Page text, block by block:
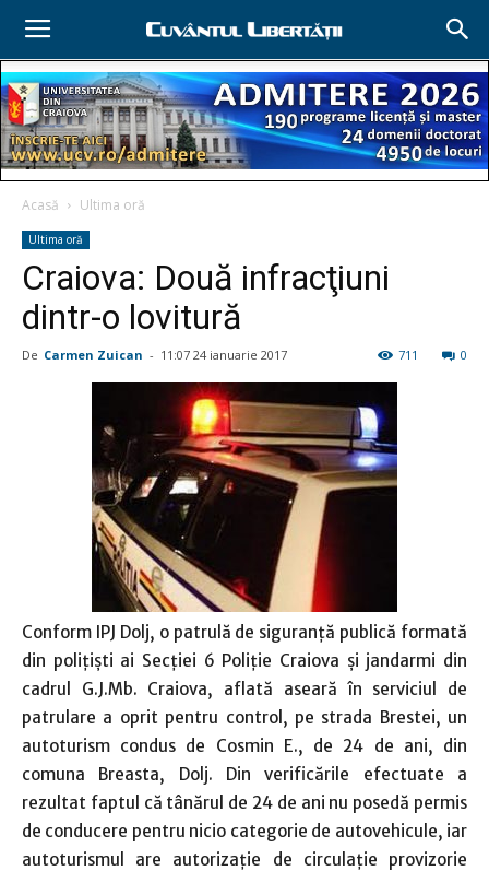
Acasă Ultima oră
Ultima oră
Craiova: Două infracţiuni
dintr-o lovitură
De Carmen Zuican - 11:07 24 ianuarie 2017 0
711
Conform IPJ Dolj, o patrulă de siguranţă publică formată
din poliţişti ai Secţiei 6 Poliţie Craiova şi jandarmi din
cadrul G.J.Mb. Craiova, aflată aseară în serviciul de
patrulare a oprit pentru control, pe strada Brestei, un
autoturism condus de Cosmin E., de 24 de ani, din
comuna Breasta, Dolj. Din verificările efectuate a
rezultat faptul că tânărul de 24 de ani nu posedă permis
de conducere pentru nicio categorie de autovehicule, iar
autoturismul are autorizaţie de circulaţie provizorie